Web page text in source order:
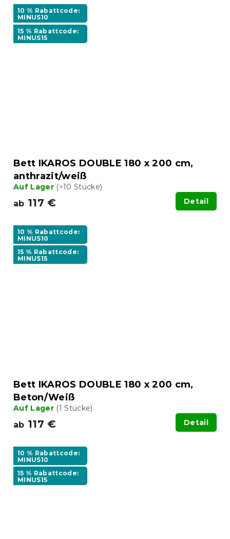
10 % Rabattcode:
MINUS10
15 % Rabattcode:
MINUS15
Bett IKAROS DOUBLE 180 x 200 cm,
anthrazit/weiß
Auf Lager (>10 Stücke)
ab 117 € Detail
10 % Rabattcode:
MINUS10
15 % Rabattcode:
MINUS15
Bett IKAROS DOUBLE 180 x 200 cm,
Beton/Weiß
Auf Lager (1 Stücke)
ab 117 € Detail
10 % Rabattcode:
MINUS10
15 % Rabattcode:
MINUS15